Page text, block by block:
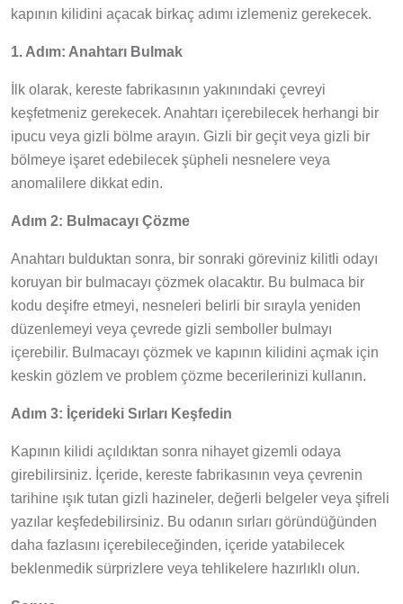
kapının kilidini açacak birkaç adımı izlemeniz gerekecek.
1. Adım: Anahtarı Bulmak
İlk olarak, kereste fabrikasının yakınındaki çevreyi
keşfetmeniz gerekecek. Anahtarı içerebilecek herhangi bir
ipucu veya gizli bölme arayın. Gizli bir geçit veya gizli bir
bölmeye işaret edebilecek şüpheli nesnelere veya
anomalilere dikkat edin.
Adım 2: Bulmacayı Çözme
Anahtarı bulduktan sonra, bir sonraki göreviniz kilitli odayı
koruyan bir bulmacayı çözmek olacaktır. Bu bulmaca bir
kodu deşifre etmeyi, nesneleri belirli bir sırayla yeniden
düzenlemeyi veya çevrede gizli semboller bulmayı
içerebilir. Bulmacayı çözmek ve kapının kilidini açmak için
keskin gözlem ve problem çözme becerilerinizi kullanın.
Adım 3: İçerideki Sırları Keşfedin
Kapının kilidi açıldıktan sonra nihayet gizemli odaya
girebilirsiniz. İçeride, kereste fabrikasının veya çevrenin
tarihine ışık tutan gizli hazineler, değerli belgeler veya şifreli
yazılar keşfedebilirsiniz. Bu odanın sırları göründüğünden
daha fazlasını içerebileceğinden, içeride yatabilecek
beklenmedik sürprizlere veya tehlikelere hazırlıklı olun.